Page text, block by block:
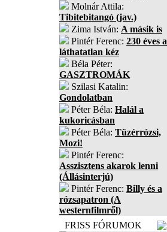
Molnár Attila:
Tibitebitangó (jav.)
Zima István: A másik is
Pintér Ferenc: 230 éves a
láthatatlan kéz
Béla Péter:
GASZTROMÁK
Szilasi Katalin:
Gondolatban
Péter Béla: Halál a
kukoricásban
Péter Béla: Tüzérrózsi,
Mozi!
Pintér Ferenc:
Asszisztens akarok lenni
(Állásinterjú)
Pintér Ferenc: Billy és a
rózsapatron (A
westernfilmről)
FRISS FÓRUMOK